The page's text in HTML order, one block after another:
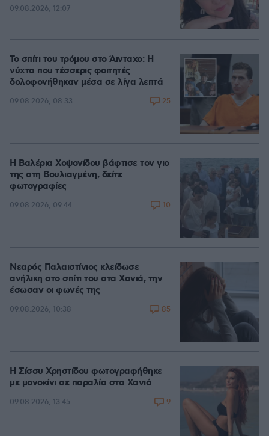
09.08.2026, 12:07
Το σπίτι του τρόμου στο Άινταχο: Η
νύχτα που τέσσερις φοιτητές
δολοφονήθηκαν μέσα σε λίγα λεπτά
09.08.2026, 08:33 25
Η Βαλέρια Χοψονίδου βάφτισε τον γιο
της στη Βουλιαγμένη, δείτε
φωτογραφίες
09.08.2026, 09:44 10
Νεαρός Παλαιστίνιος κλείδωσε
ανήλικη στο σπίτι του στα Χανιά, την
έσωσαν οι φωνές της
09.08.2026, 10:38 85
Η Σίσσυ Χρηστίδου φωτογραφήθηκε
με μονοκίνι σε παραλία στα Χανιά
09.08.2026, 13:45 9